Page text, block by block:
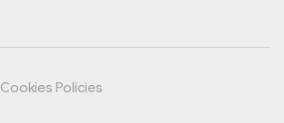
Cookies Policies